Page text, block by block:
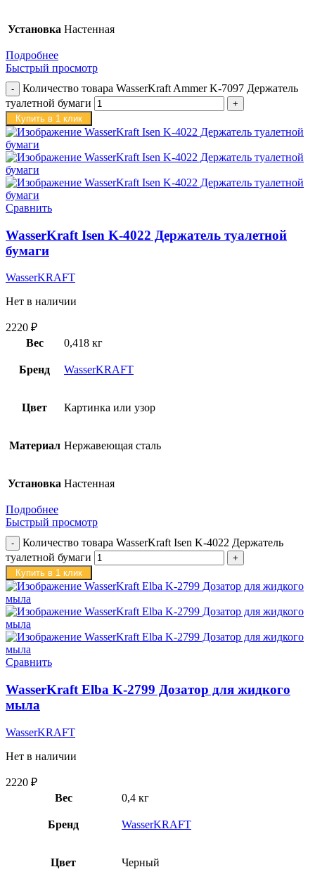
Установка Настенная
Подробнее
Быстрый просмотр
Количество товара WasserKraft Ammer K-7097 Держатель
туалетной бумаги
Купить в 1 клик
Сравнить
WasserKraft Isen K-4022 Держатель туалетной
бумаги
WasserKRAFT
Нет в наличии
2220 ₽
Вес
0,418 кг
Бренд WasserKRAFT
Цвет Картинка или узор
Материал Нержавеющая сталь
Установка Настенная
Подробнее
Быстрый просмотр
Количество товара WasserKraft Isen K-4022 Держатель
туалетной бумаги
Купить в 1 клик
Сравнить
WasserKraft Elba K-2799 Дозатор для жидкого
мыла
WasserKRAFT
Нет в наличии
2220 ₽
Вес
0,4 кг
Бренд WasserKRAFT
Цвет Черный